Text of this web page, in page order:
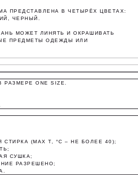
ПРЕДСТАВЛЕНА В ЧЕТЫРЁХ ЦВЕТАХ:
ЧЕРНЫЙ.
МОЖЕТ ЛИНЯТЬ И ОКРАШИВАТЬ
ПРЕДМЕТЫ ОДЕЖДЫ ИЛИ
ONE SIZE.
(MAX T, °C – НЕ БОЛЕЕ 40);
СУШКА;
РАЗРЕШЕНО;
частями
25% стоимости покупки
банка, остальное — тремя
раз в две недели.
2
Через 4
недели
Через 6
недель
и переплат